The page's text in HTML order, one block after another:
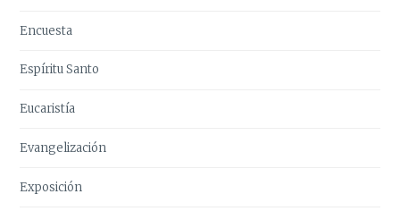
Encuesta
Espíritu Santo
Eucaristía
Evangelización
Exposición